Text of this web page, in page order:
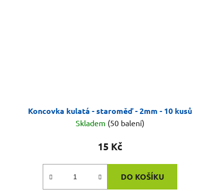
Koncovka kulatá - staroměď - 2mm - 10 kusů
Skladem (50 balení)
15 Kč
DO KOŠÍKU